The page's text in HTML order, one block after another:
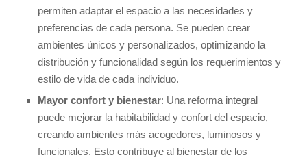
permiten adaptar el espacio a las necesidades y
preferencias de cada persona. Se pueden crear
ambientes únicos y personalizados, optimizando la
distribución y funcionalidad según los requerimientos y
estilo de vida de cada individuo.
Mayor confort y bienestar: Una reforma integral
puede mejorar la habitabilidad y confort del espacio,
creando ambientes más acogedores, luminosos y
funcionales. Esto contribuye al bienestar de los